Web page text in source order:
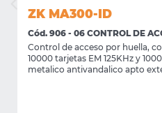
ZK MA300-ID
Cód. 906 - 06 CONTROL DE
Control de acceso por huella,
10000 tarjetas EM 125KHz y
metalico antivandalico apto